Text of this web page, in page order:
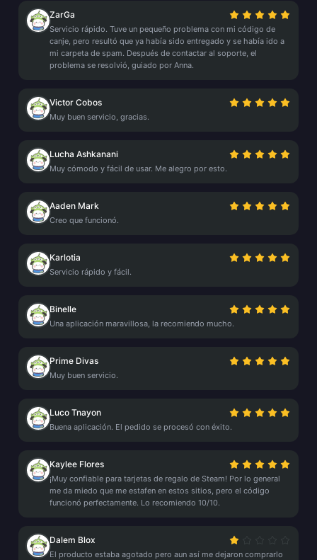
ZarGa
Servicio rápido. Tuve un pequeño problema con mi código de
canje, pero resultó que ya había sido entregado y se había ido a
mi carpeta de spam. Después de contactar al soporte, el
problema se resolvió, guiado por Anna.
Victor Cobos
Muy buen servicio, gracias.
Lucha Ashkanani
Muy cómodo y fácil de usar. Me alegro por esto.
Aaden Mark
Creo que funcionó.
Karlotia
Servicio rápido y fácil.
Binelle
Una aplicación maravillosa, la recomiendo mucho.
Prime Divas
Muy buen servicio.
Luco Tnayon
Buena aplicación. El pedido se procesó con éxito.
Kaylee Flores
¡Muy confiable para tarjetas de regalo de Steam! Por lo general
me da miedo que me estafen en estos sitios, pero el código
funcionó perfectamente. Lo recomiendo 10/10.
Dalem Blox
El producto estaba agotado pero aun así me dejaron comprarlo